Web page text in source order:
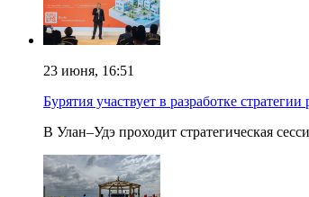
23 июня, 16:51
Бурятия участвует в разработке
В Улан–Удэ проходит стратегическая